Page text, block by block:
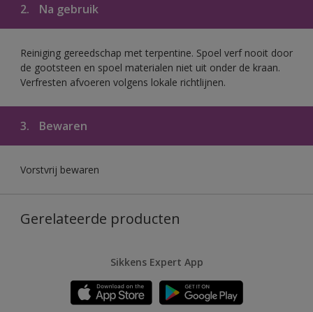
2. Na gebruik
Reiniging gereedschap met terpentine. Spoel verf nooit door
de gootsteen en spoel materialen niet uit onder de kraan.
Verfresten afvoeren volgens lokale richtlijnen.
3. Bewaren
Vorstvrij bewaren
Gerelateerde producten
Sikkens Expert App